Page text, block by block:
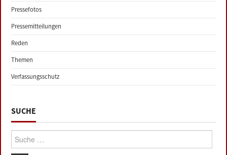
Pressefotos
Pressemitteilungen
Reden
Themen
Verfassungsschutz
SUCHE
Suche: